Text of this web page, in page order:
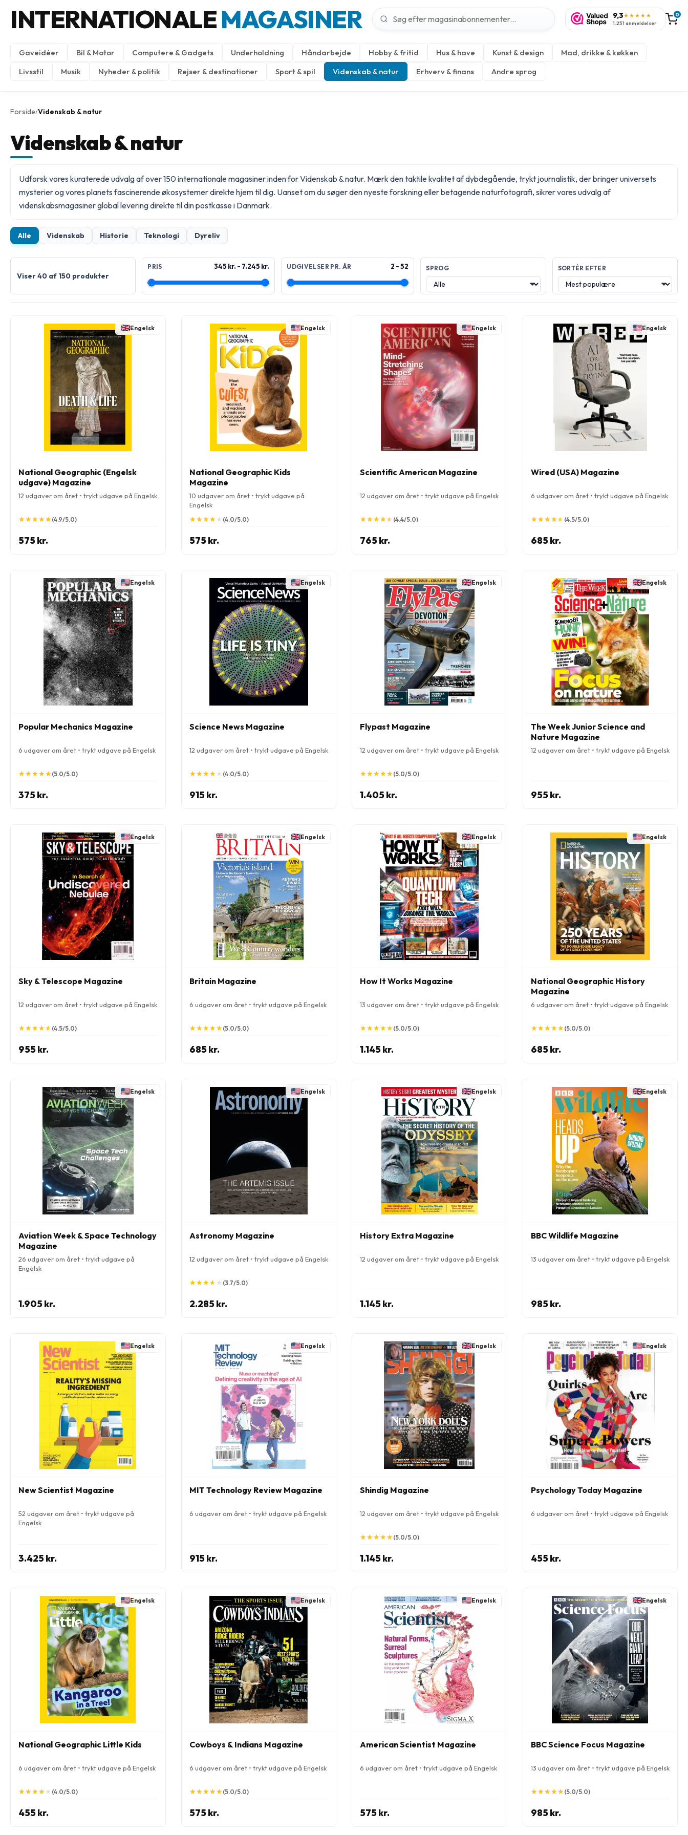
INTERNATIONALEMAGASINER 9,3★★★★★
1.251 anmeldelser
0
Gaveidéer Bil & Motor Computere & Gadgets Underholdning Håndarbejde Hobby & fritid Hus & have Kunst & design
Mad, drikke & køkken
Livsstil
Musik Nyheder & politik Rejser & destinationer Sport & spil Videnskab & natur Erhverv & finans Andre sprog
Forside/Videnskab & natur
Videnskab & natur
Udforsk vores kuraterede udvalg af over 150 internationale magasiner inden for Videnskab & natur. Mærk den taktile kvalitet af dybdegående, trykt journalistik, der bringer universets
mysterier og vores planets fascinerende økosystemer direkte hjem til dig. Uanset om du søger den nyeste forskning eller betagende naturfotografi, sikrer vores udvalg af
videnskabsmagasinerglobal levering direkte til din postkasse i Danmark.
Alle Videnskab Historie Teknologi Dyreliv
Viser 40 af 150 produkter
PRIS 345 kr. - 7.245 kr. UDGIVELSER PR. ÅR 2 - 52 SPROG SORTÉR EFTER
Engelsk
National Geographic (Engelsk
udgave) Magazine
12 udgaver om året • trykt udgave på Engelsk
★
★★
★★
★★
★★
★(4.9/5.0)
575 kr.
Engelsk
National Geographic Kids
Magazine
10 udgaver om året • trykt udgave på
Engelsk
★
★★
★★
★★
★★
★ (4.0/5.0)
575 kr.
Engelsk
Scientific American Magazine
12 udgaver om året • trykt udgave på Engelsk
★
★★
★★
★★
★★
★ (4.4/5.0)
765 kr.
Engelsk
Wired (USA) Magazine
6 udgaver om året • trykt udgave på Engelsk
★
★★
★★
★★
★★
★ (4.5/5.0)
685 kr.
Engelsk
Popular Mechanics Magazine
6 udgaver om året • trykt udgave på Engelsk
★
★★
★★
★★
★★
★(5.0/5.0)
375 kr.
Engelsk
Science News Magazine
12 udgaver om året • trykt udgave på Engelsk
★
★★
★★
★★
★★
★ (4.0/5.0)
915 kr.
Engelsk
Flypast Magazine
12 udgaver om året • trykt udgave på Engelsk
★
★★
★★
★★
★★
★(5.0/5.0)
1.405 kr.
Engelsk
The Week Junior Science and
Nature Magazine
12 udgaver om året • trykt udgave på Engelsk
955 kr.
Engelsk
Sky & Telescope Magazine
12 udgaver om året • trykt udgave på Engelsk
★
★★
★★
★★
★★
★ (4.5/5.0)
955 kr.
Engelsk
Britain Magazine
6 udgaver om året • trykt udgave på Engelsk
★
★★
★★
★★
★★
★(5.0/5.0)
685 kr.
Engelsk
How It Works Magazine
13 udgaver om året • trykt udgave på Engelsk
★
★★
★★
★★
★★
★(5.0/5.0)
1.145 kr.
Engelsk
National Geographic History
Magazine
6 udgaver om året • trykt udgave på Engelsk
★
★★
★★
★★
★★
★(5.0/5.0)
685 kr.
Engelsk
Aviation Week & Space Technology
Magazine
26 udgaver om året • trykt udgave på
Engelsk
1.905 kr.
Engelsk
Astronomy Magazine
12 udgaver om året • trykt udgave på Engelsk
★
★★
★★
★★
★ ★
★ (3.7/5.0)
2.285 kr.
Engelsk
History Extra Magazine
12 udgaver om året • trykt udgave på Engelsk
1.145 kr.
Engelsk
BBC Wildlife Magazine
13 udgaver om året • trykt udgave på Engelsk
985 kr.
Engelsk
New Scientist Magazine
52 udgaver om året • trykt udgave på
Engelsk
3.425 kr.
Engelsk
MIT Technology Review Magazine
6 udgaver om året • trykt udgave på Engelsk
915 kr.
Engelsk
Shindig Magazine
12 udgaver om året • trykt udgave på Engelsk
★
★★
★★
★★
★★
★(5.0/5.0)
1.145 kr.
Engelsk
Psychology Today Magazine
6 udgaver om året • trykt udgave på Engelsk
455 kr.
Engelsk
National Geographic Little Kids
6 udgaver om året • trykt udgave på Engelsk
★
★★
★★
★★
★★
★ (4.0/5.0)
455 kr.
Engelsk
Cowboys & Indians Magazine
6 udgaver om året • trykt udgave på Engelsk
★
★★
★★
★★
★★
★(5.0/5.0)
575 kr.
Engelsk
American Scientist Magazine
6 udgaver om året • trykt udgave på Engelsk
575 kr.
Engelsk
BBC Science Focus Magazine
13 udgaver om året • trykt udgave på Engelsk
★
★★
★★
★★
★★
★(5.0/5.0)
985 kr.